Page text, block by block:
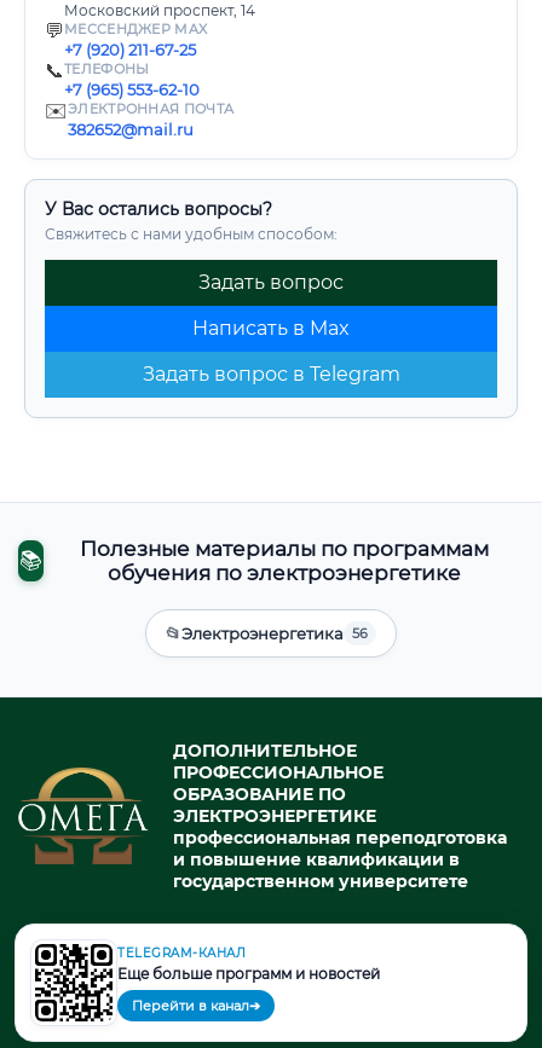
Московский проспект, 14
💬 МЕССЕНДЖЕР MAX
+7 (920) 211-67-25
📞ТЕЛЕФОНЫ
+7 (965) 553-62-10
✉️ЭЛЕКТРОННАЯ ПОЧТА
382652@mail.ru
У Вас остались вопросы?
Свяжитесь с нами удобным способом:
Задать вопрос
Написать в Max
Задать вопрос в Telegram
📚
Полезные материалы по программам
обучения по электроэнергетике
📂Электроэнергетика 56
ДОПОЛНИТЕЛЬНОЕ
ПРОФЕССИОНАЛЬНОЕ
ОБРАЗОВАНИЕ ПО
ЭЛЕКТРОЭНЕРГЕТИКЕ
профессиональная переподготовка
и повышение квалификации в
государственном университете
© 2026. При использовании материалов портала активная ссылка
на источник обязательна.
TELEGRAM-КАНАЛ
Еще больше программ и новостей
Перейти в канал➔